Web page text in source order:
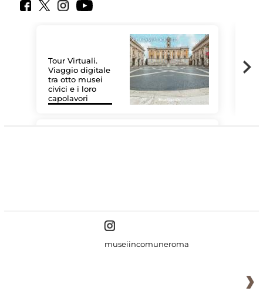
Tour Virtuali.
Viaggio digitale
tra otto musei
civici e i loro
capolavori
museiincomuneroma